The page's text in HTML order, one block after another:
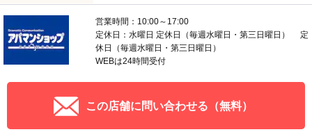
営業時間：10:00～17:00
定休日：水曜日 定休日（毎週水曜日・第三日曜日） 定
休日（毎週水曜日・第三日曜日）
WEBは24時間受付
この店舗に問い合わせる（無料）